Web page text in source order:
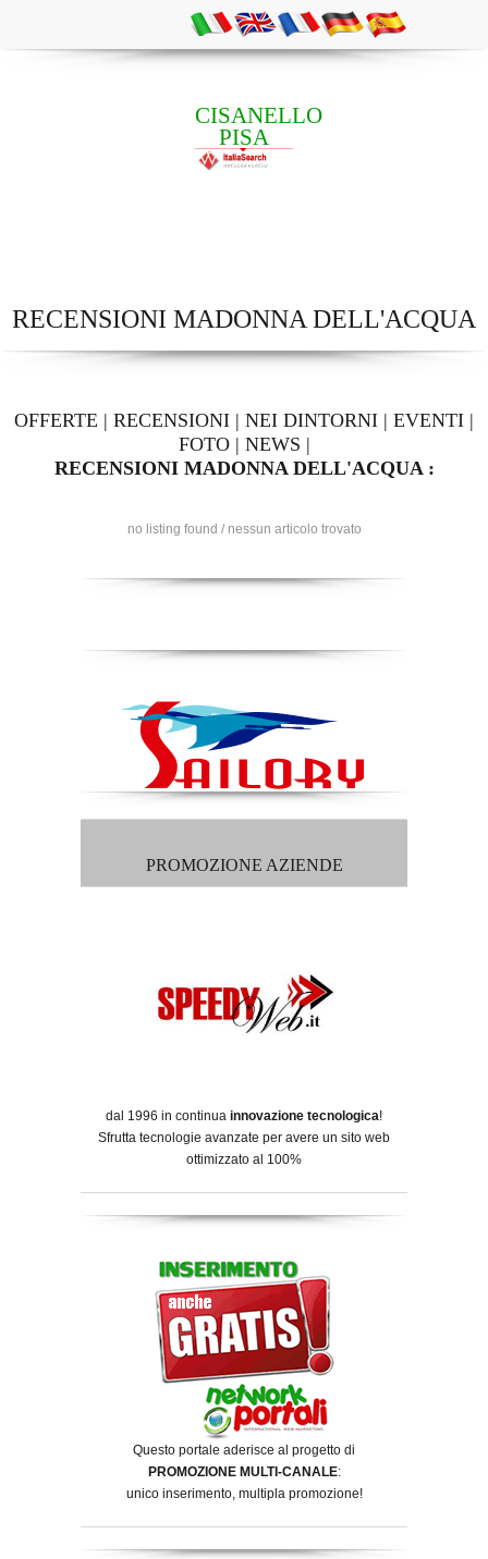
CISANELLO
PISA
RECENSIONI MADONNA DELL'ACQUA
OFFERTE | RECENSIONI | NEI DINTORNI | EVENTI |
FOTO| NEWS |
RECENSIONI MADONNA DELL'ACQUA :
no listing found / nessun articolo trovato
PROMOZIONE AZIENDE
dal 1996 in continua innovazione tecnologica!
Sfrutta tecnologie avanzate per avere un sito web
ottimizzato al 100%
Questo portale aderisce al progetto di
PROMOZIONE MULTI-CANALE:
unico inserimento, multipla promozione!